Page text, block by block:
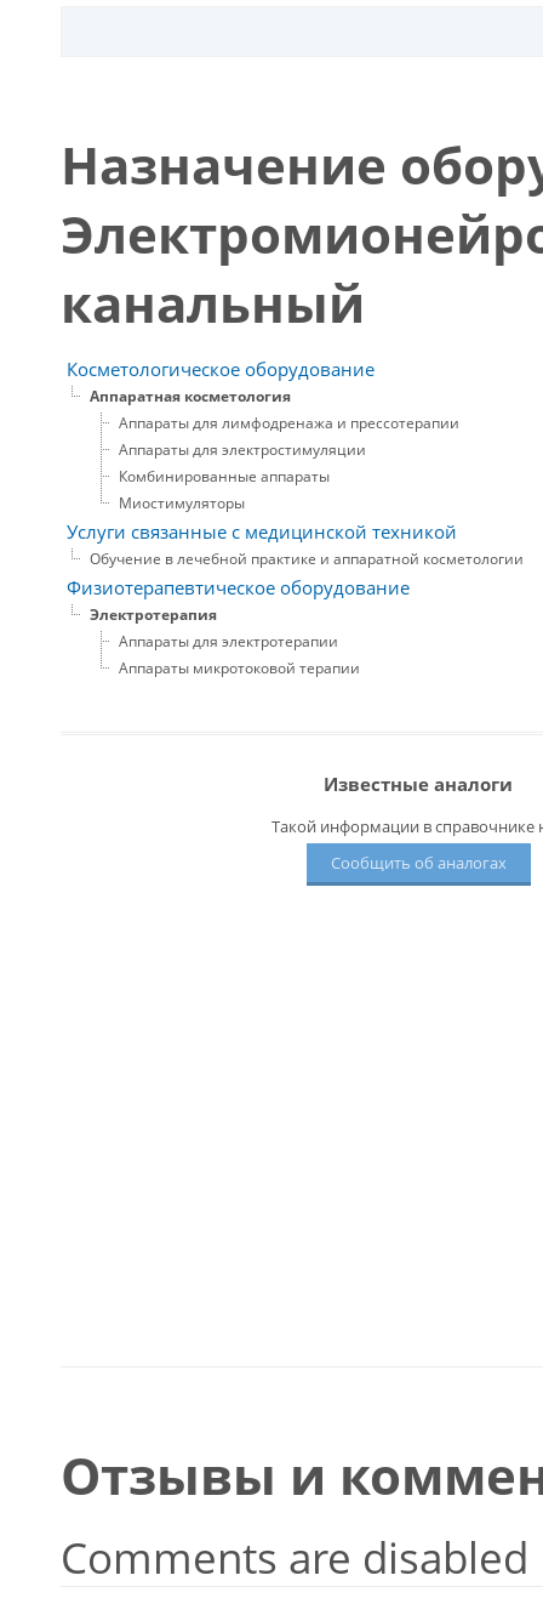
Назначение
канальный
Косметологическое оборудование
Аппаратная косметология
Аппараты для лимфодренажа и прессотерапии
Аппараты для электростимуляции
Комбинированные аппараты
Миостимуляторы
Услуги связанные с медицинской техникой
Обучение в лечебной практике и аппаратной косметологии
Физиотерапевтическое оборудование
Электротерапия
Аппараты для электротерапии
Аппараты микротоковой терапии
Известные аналоги
Такой информации в справочнике
Сообщить об аналогах
Отзывы и
Comments are disabled